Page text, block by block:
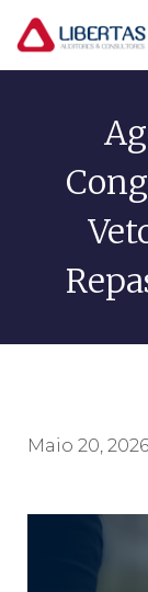
Pular
Maio 20, 2026